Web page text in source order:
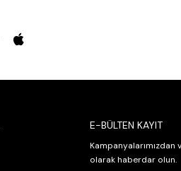
E-BÜLTEN KAYIT
olarak haberdar olun.